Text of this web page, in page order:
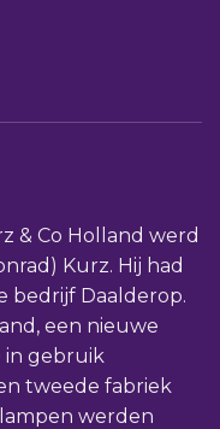
& Co Holland werd
Kurz. Hij had
bedrijf Daalderop.
een nieuwe
in gebruik
tweede fabriek
werden